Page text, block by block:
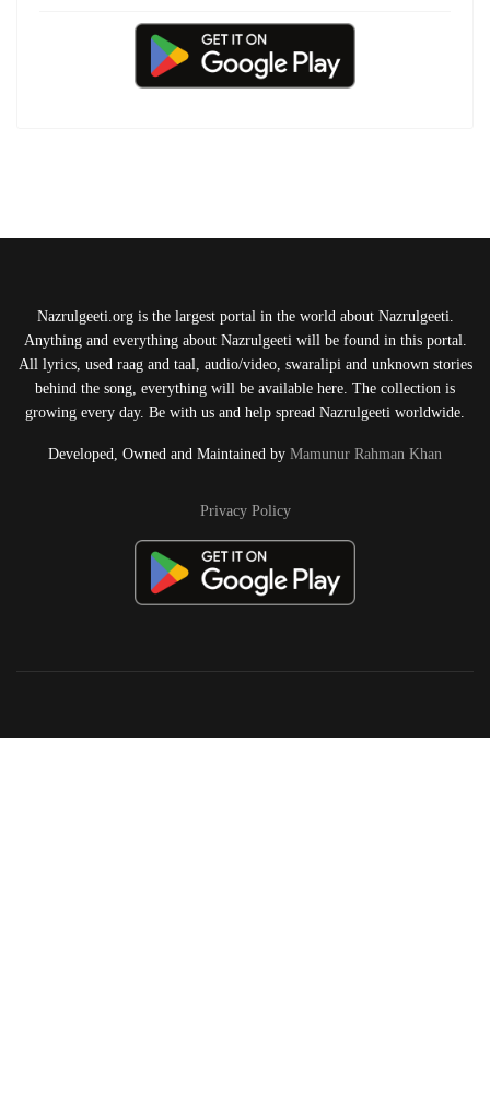
Nazrulgeeti.org is the largest portal in the world about Nazrulgeeti.
Anything and everything about Nazrulgeeti will be found in this portal.
All lyrics, used raag and taal, audio/video, swaralipi and unknown stories
behind the song, everything will be available here. The collection is
growing every day. Be with us and help spread Nazrulgeeti worldwide.
Developed, Owned and Maintained by Mamunur Rahman Khan
Privacy Policy